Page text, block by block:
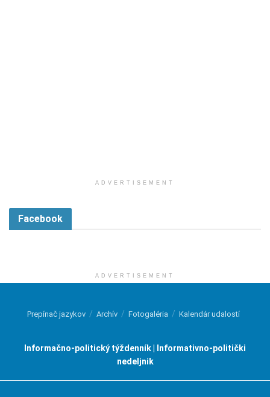
ADVERTISEMENT
Facebook
ADVERTISEMENT
Prepínač jazykov Archív Fotogaléria Kalendár udalostí
Informačno-politický týždenník | Informativno-politički
nedeljnik